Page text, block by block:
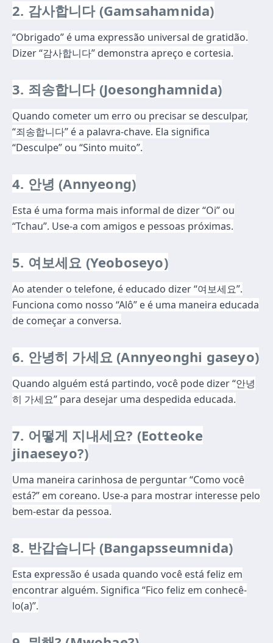
2. 감사합니다 (Gamsahamnida)
“Obrigado” é uma expressão universal de gratidão.
Dizer “감사합니다” demonstra apreço e cortesia.
3. 죄송합니다 (Joesonghamnida)
Quando cometer um erro ou precisar se desculpar,
“죄송합니다” é a palavra-chave. Ela significa
“Desculpe” ou “Sinto muito”.
4. 안녕 (Annyeong)
Esta é uma forma mais informal de dizer “Oi” ou
“Tchau”. Use-a com amigos e pessoas próximas.
5. 여보세요 (Yeoboseyo)
Ao atender o telefone, é educado dizer “여보세요”.
Funciona como nosso “Alô” e é uma maneira educada
de começar a conversa.
6. 안녕히 가세요 (Annyeonghi gaseyo)
Quando alguém está partindo, você pode dizer “안녕
히 가세요” para desejar uma despedida educada.
7. 어떻게 지내세요? (Eotteoke
jinaeseyo?)
Uma maneira carinhosa de perguntar “Como você
está?” em coreano. Use-a para mostrar interesse pelo
bem-estar da pessoa.
8. 반갑습니다 (Bangapsseumnida)
Esta expressão é usada quando você está feliz em
encontrar alguém. Significa “Fico feliz em conhecê-
lo(a)”.